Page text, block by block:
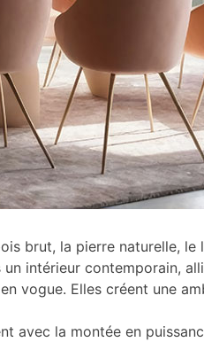
brut, la pierre naturelle,
intérieur contemporain,
vogue. Elles créent une
avec la montée en